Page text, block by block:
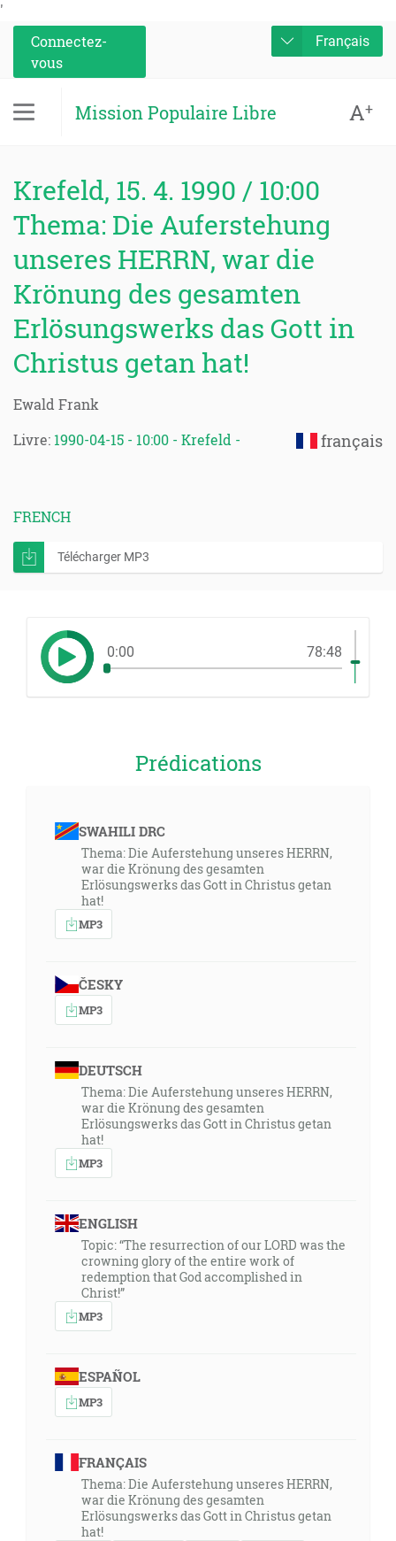
'
Connectez-
vous
Français
Mission Populaire Libre A+
Krefeld, 15. 4. 1990 / 10:00
Thema: Die Auferstehung
unseres HERRN, war die
Krönung des gesamten
Erlösungswerks das Gott in
Christus getan hat!
Ewald Frank
français
Livre: 1990-04-15 - 10:00 - Krefeld -
FRENCH
Télécharger MP3
0:00 78:48
Prédications
SWAHILI DRC
Thema: Die Auferstehung unseres HERRN,
war die Krönung des gesamten
Erlösungswerks das Gott in Christus getan
hat!
MP3
ČESKY
MP3
DEUTSCH
Thema: Die Auferstehung unseres HERRN,
war die Krönung des gesamten
Erlösungswerks das Gott in Christus getan
hat!
MP3
ENGLISH
Topic: “The resurrection of our LORD was the
crowning glory of the entire work of
redemption that God accomplished in
Christ!”
MP3
ESPAÑOL
MP3
FRANÇAIS
Thema: Die Auferstehung unseres HERRN,
war die Krönung des gesamten
Erlösungswerks das Gott in Christus getan
hat!